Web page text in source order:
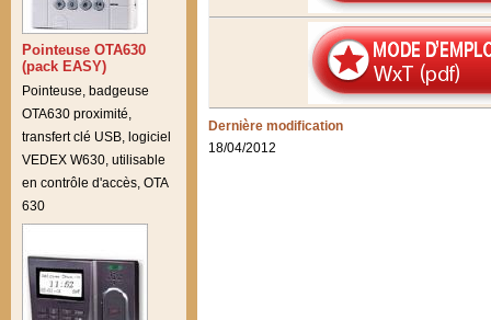
Pointeuse OTA630
(pack EASY)
Pointeuse, badgeuse
OTA630 proximité,
transfert clé USB, logiciel
VEDEX W630, utilisable
en contrôle d'accès, OTA
630
Dernière modification
18/04/2012